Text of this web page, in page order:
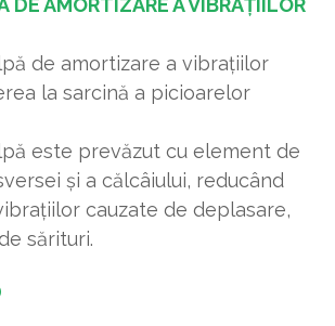
DE AMORTIZARE A VIBRAȚIILOR
de amortizare a vibrațiilor
la sarcină a picioarelor
este prevăzut cu element de
și a călcâiului, reducând
cauzate de deplasare,
sărituri.